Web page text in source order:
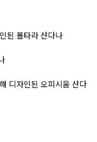
된 볼타라 샨다나
디자인된 오피시움 샨다